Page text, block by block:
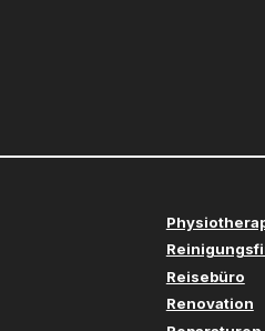
Reisebüro
Renovation